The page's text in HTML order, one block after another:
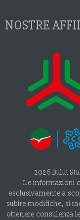
NOSTRE
2026 Bulut
Le informazioni
esclusivamente a
subire modifiche, si
ottenere consulenza